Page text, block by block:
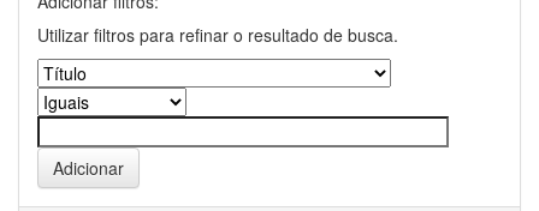
Utilizar filtros para refinar o resultado de busca.